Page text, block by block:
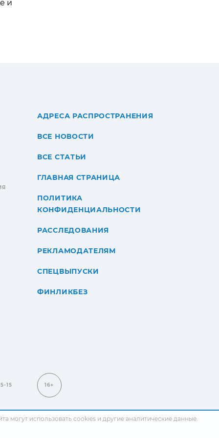
и
АДРЕСА РАСПРОСТРАНЕНИЯ
ВСЕ НОВОСТИ
ВСЕ СТАТЬИ
ГЛАВНАЯ СТРАНИЦА
ПОЛИТИКА
КОНФИДЕНЦИАЛЬНОСТИ
РАССЛЕДОВАНИЯ
РЕКЛАМОДАТЕЛЯМ
СПЕЦВЫПУСКИ
ФИНЛИКБЕЗ
15 16+
могут использовать cookies и другие аналитические данные.